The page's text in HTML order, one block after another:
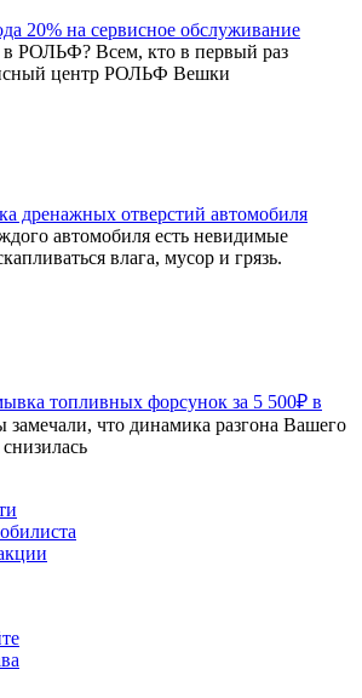
20% на сервисное обслуживание
РОЛЬФ? Всем, кто в первый раз
центр РОЛЬФ Вешки
дренажных отверстий автомобиля
автомобиля есть невидимые
влага, мусор и грязь.
топливных форсунок за 5 500₽ в
что динамика разгона Вашего